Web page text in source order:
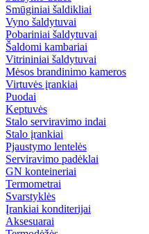
Smūginiai šaldikliai
Vyno šaldytuvai
Pobariniai šaldytuvai
Šaldomi kambariai
Vitrininiai šaldytuvai
Mėsos brandinimo kameros
Virtuvės įrankiai
Puodai
Keptuvės
Stalo serviravimo indai
Stalo įrankiai
Pjaustymo lentelės
Serviravimo padėklai
GN konteineriai
Termometrai
Svarstyklės
Įrankiai konditerijai
Aksesuarai